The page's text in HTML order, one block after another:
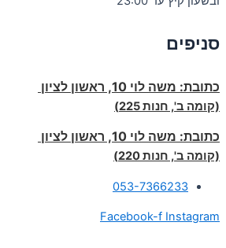
סניפים
כתובת: משה לוי 10, ראשון לציון
(קומה ב', חנות 225)
כתובת: משה לוי 10, ראשון לציון
(קומה ב', חנות 220)
053-7366233
Facebook-f Instagram